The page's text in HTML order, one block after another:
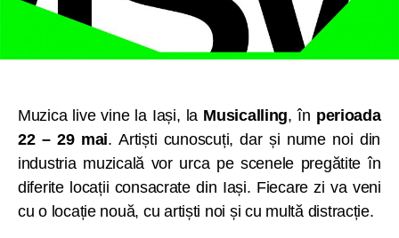
Muzica live vine la Iași, la Musicalling, în perioada
22 – 29 mai. Artiști cunoscuți, dar și nume noi din
industria muzicală vor urca pe scenele pregătite în
diferite locații consacrate din Iași. Fiecare zi va veni
cu o locație nouă, cu artiști noi și cu multă distracție.